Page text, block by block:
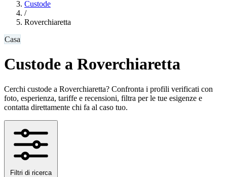
Custode
/
Roverchiaretta
Casa
Custode a Roverchiaretta
Cerchi custode a Roverchiaretta? Confronta i profili verificati con
foto, esperienza, tariffe e recensioni, filtra per le tue esigenze e
contatta direttamente chi fa al caso tuo.
Filtri di ricerca